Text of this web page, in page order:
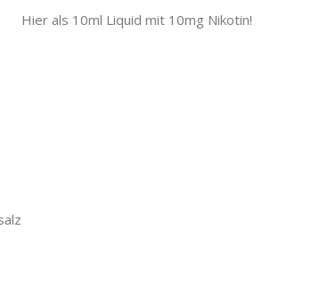
Hier als 10ml Liquid mit 10mg Nikotin!